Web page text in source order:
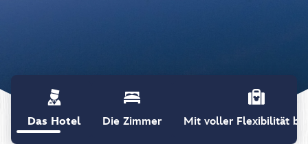
Das Hotel Die Zimmer Mit voller Flexibilität